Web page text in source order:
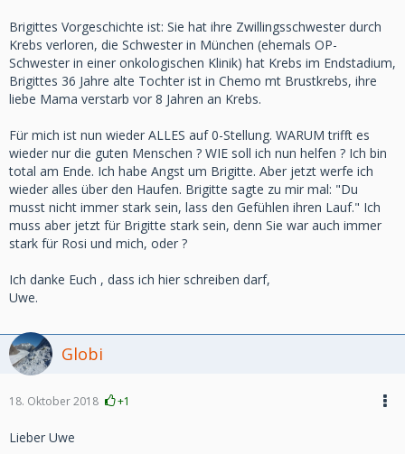
Brigittes Vorgeschichte ist: Sie hat ihre Zwillingsschwester durch
Krebs verloren, die Schwester in München (ehemals OP-
Schwester in einer onkologischen Klinik) hat Krebs im Endstadium,
Brigittes 36 Jahre alte Tochter ist in Chemo mt Brustkrebs, ihre
liebe Mama verstarb vor 8 Jahren an Krebs.
Für mich ist nun wieder ALLES auf 0-Stellung. WARUM trifft es
wieder nur die guten Menschen ? WIE soll ich nun helfen ? Ich bin
total am Ende. Ich habe Angst um Brigitte. Aber jetzt werfe ich
wieder alles über den Haufen. Brigitte sagte zu mir mal: "Du
musst nicht immer stark sein, lass den Gefühlen ihren Lauf." Ich
muss aber jetzt für Brigitte stark sein, denn Sie war auch immer
stark für Rosi und mich, oder ?
Ich danke Euch , dass ich hier schreiben darf,
Uwe.
Globi
18. Oktober 2018 +1
Lieber Uwe